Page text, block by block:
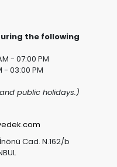
the following
- 07:00 PM
- 03:00 PM
public holidays.)
Cad. N.162/b